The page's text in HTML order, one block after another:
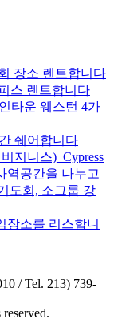
장소 렌트합니다
스 렌트합니다
타운 웨스턴 4가
쉐어합니다
지니스)_Cypress
역공간을 나누고
도회, 소그룹 강
장소를 리스합니
/ Tel. 213) 739-